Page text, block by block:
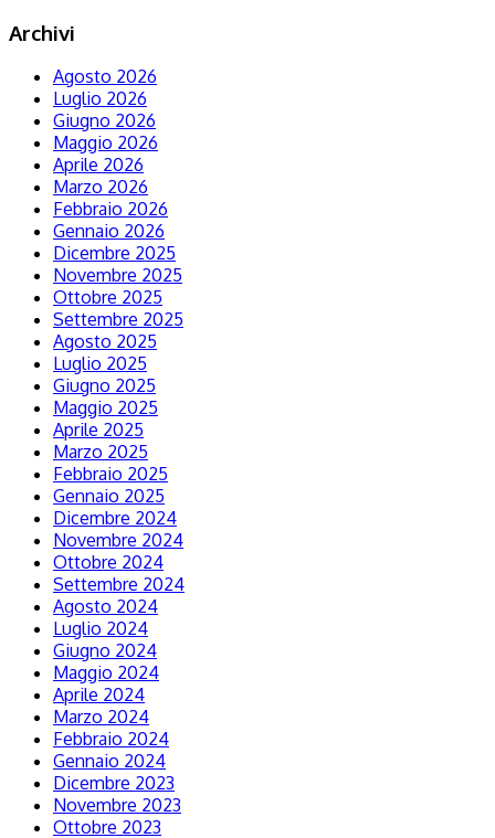
Archivi
Agosto 2026
Luglio 2026
Giugno 2026
Maggio 2026
Aprile 2026
Marzo 2026
Febbraio 2026
Gennaio 2026
Dicembre 2025
Novembre 2025
Ottobre 2025
Settembre 2025
Agosto 2025
Luglio 2025
Giugno 2025
Maggio 2025
Aprile 2025
Marzo 2025
Febbraio 2025
Gennaio 2025
Dicembre 2024
Novembre 2024
Ottobre 2024
Settembre 2024
Agosto 2024
Luglio 2024
Giugno 2024
Maggio 2024
Aprile 2024
Marzo 2024
Febbraio 2024
Gennaio 2024
Dicembre 2023
Novembre 2023
Ottobre 2023